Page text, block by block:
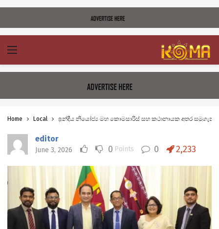
Home Local ඉන්දීය නියෝජ්‍ය මහ කොමසාරිස් සහ කථානායක අතර
editor
June 3, 2026 0 Points 0 2,233